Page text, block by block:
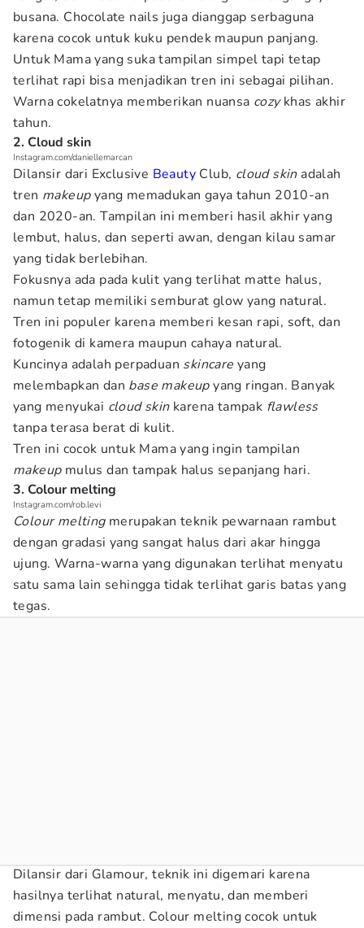
busana. Chocolate nails juga dianggap serbaguna
karena cocok untuk kuku pendek maupun panjang.
Untuk Mama yang suka tampilan simpel tapi tetap
terlihat rapi bisa menjadikan tren ini sebagai pilihan.
Warna cokelatnya memberikan nuansa cozykhas akhir
tahun.
2. Cloud skin
Instagram.com/daniellemarcan
Dilansir dari Exclusive Beauty Club, cloud skinadalah
tren makeupyang memadukan gaya tahun 2010-an
dan 2020-an. Tampilan ini memberi hasil akhir yang
lembut, halus, dan seperti awan, dengan kilau samar
yang tidak berlebihan.
Fokusnya ada pada kulit yang terlihat matte halus,
namun tetap memiliki semburat glow yang natural.
Tren ini populer karena memberi kesan rapi, soft, dan
fotogenik di kamera maupun cahaya natural.
Kuncinya adalah perpaduan skincareyang
melembapkan dan base makeupyang ringan. Banyak
yang menyukai cloud skinkarena tampak flawless
tanpa terasa berat di kulit.
Tren ini cocok untuk Mama yang ingin tampilan
makeup mulus dan tampak halus sepanjang hari.
3. Colour melting
Instagram.com/rob.levi
Colour melting merupakan teknik pewarnaan rambut
dengan gradasi yang sangat halus dari akar hingga
ujung. Warna-warna yang digunakan terlihat menyatu
satu sama lain sehingga tidak terlihat garis batas yang
tegas.
Dilansir dari Glamour, teknik ini digemari karena
hasilnya terlihat natural, menyatu, dan memberi
dimensi pada rambut. Colour melting cocok untuk